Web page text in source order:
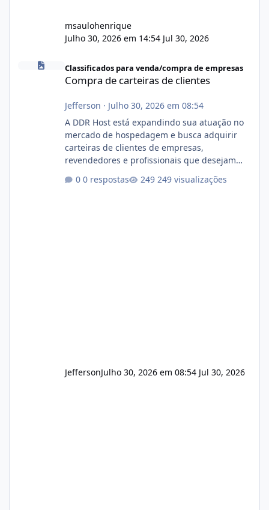
msaulohenrique
Julho 30, 2026 em 14:54 Jul 30, 2026
Compra de carteiras de clientes
Classificados para venda/compra de empresas
Compra de carteiras de clientes
Jefferson · Julho 30, 2026 em 08:54
A DDR Host está expandindo sua atuação no
mercado de hospedagem e busca adquirir
carteiras de clientes de empresas,
revendedores e profissionais que desejam
operação. Se você possui clientes ativos de
0 respostas 249 visualizações
JeffersonJulho 30, 2026 em 08:54 Jul 30, 2026